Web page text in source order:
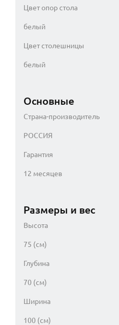
Цвет опор стола
белый
Цвет столешницы
белый
Основные
Страна-производитель
РОССИЯ
Гарантия
12 месяцев
Размеры и вес
Высота
75 (см)
Глубина
70 (см)
Ширина
100 (см)